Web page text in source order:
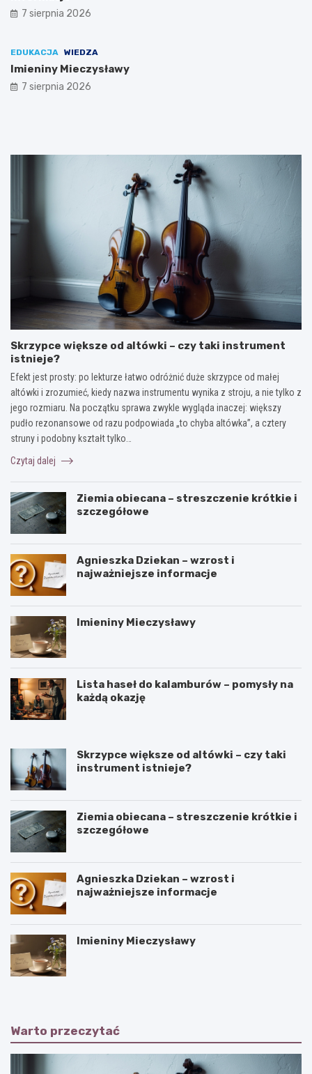
7 sierpnia 2026
EDUKACJA WIEDZA
Imieniny Mieczysławy
7 sierpnia 2026
t
y
k
i
e
s
ł
o
w
a
o
d
d
a
j
ą
j
e
j
s
e
n
?
l
i
b
s
z
e
z
n
a
c
z
e
n
i
e
l
ę
k
ó
w
i
z
i
a
n
s
e
o
d
c
z
y
t
a
ć
t
a
k
i
s
e
n
?
Skrzypce większe od altówki – czy taki instrument
istnieje?
Efekt jest prosty: po lekturze łatwo odróżnić duże skrzypce od małej
altówki i zrozumieć, kiedy nazwa instrumentu wynika z stroju, a nie tylko z
jego rozmiaru. Na początku sprawa zwykle wygląda inaczej: większy
pudło rezonansowe od razu podpowiada „to chyba altówka”, a cztery
struny i podobny kształt tylko…
Czytaj dalej
Ziemia obiecana – streszczenie krótkie i
szczegółowe
Agnieszka Dziekan – wzrost i
najważniejsze informacje
Imieniny Mieczysławy
Lista haseł do kalamburów – pomysły na
każdą okazję
Skrzypce większe od altówki – czy taki
instrument istnieje?
Ziemia obiecana – streszczenie krótkie i
szczegółowe
Agnieszka Dziekan – wzrost i
najważniejsze informacje
Imieniny Mieczysławy
Warto przeczytać